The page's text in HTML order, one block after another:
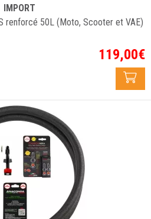
IMPORT
renforcé 50L (Moto, Scooter et VAE)
119,00€